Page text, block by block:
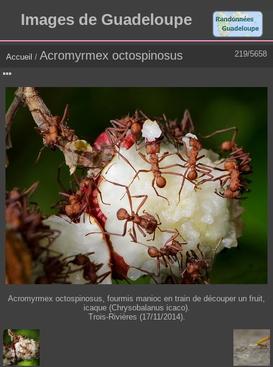
Images de Guadeloupe
219/5658
Accueil / Acromyrmex octospinosus
Acromyrmex octospinosus, fourmis manioc en train de découper un fruit,
icaque (Chrysobalanus icaco).
Trois-Rivières (17/11/2014).